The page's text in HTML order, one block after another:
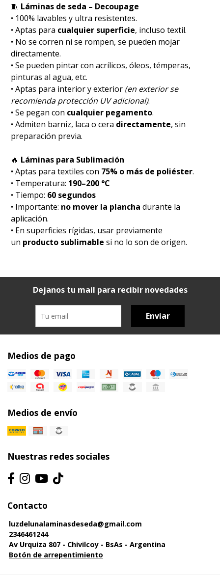
🧵 Láminas de seda – Decoupage
• 100% lavables y ultra resistentes.
• Aptas para cualquier superficie, incluso textil.
• No se corren ni se rompen, se pueden mojar
directamente.
• Se pueden pintar con acrílicos, óleos, témperas,
pinturas al agua, etc.
• Aptas para interior y exterior (en exterior se
recomienda protección UV adicional).
• Se pegan con cualquier pegamento.
• Admiten barniz, laca o cera directamente, sin
preparación previa.
🔥 Láminas para Sublimación
• Aptas para textiles con 75% o más de poliéster.
• Temperatura: 190–200 °C
• Tiempo: 60 segundos
• Importante: no mover la plancha durante la
aplicación.
• En superficies rígidas, usar previamente
un producto sublimable si no lo son de origen.
Dejanos tu mail para recibir novedades
Enviar
Medios de pago
Medios de envío
Nuestras redes sociales
Contacto
luzdelunalaminasdeseda@gmail.com
2346461244
Av Urquiza 807 - Chivilcoy - BsAs - Argentina
Botón de arrepentimiento